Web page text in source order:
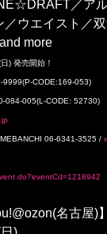
／ア
／ウエイスト／
more
) 発売開始！
CODE:169-053)
084-005(L-CODE: 52730)
06-6341-3525 /
名古屋)】